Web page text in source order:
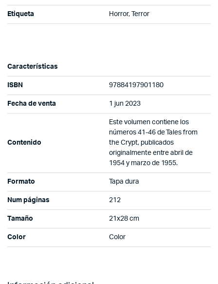
Etiqueta Horror, Terror
Características
ISBN 97884197901180
Fecha de venta 1 jun 2023
Contenido
Este volumen contiene los
números 41-46 de Tales from
the Crypt, publicados
originalmente entre abril de
1954 y marzo de 1955.
Formato Tapa dura
Num páginas 212
Tamaño 21x28 cm
Color Color